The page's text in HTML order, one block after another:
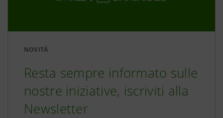
NOVITÀ
Resta sempre informato sulle
nostre iniziative, iscriviti alla
Newsletter